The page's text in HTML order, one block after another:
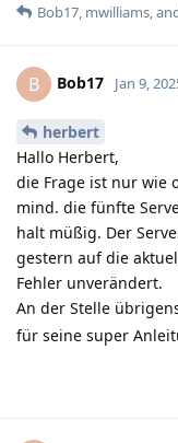
Bob17, mwilliams,
B Bob17 Jan 9,
herbert
Hallo Herbert,
die Frage ist nur wie
mind. die fünfte
halt müßig. Der
gestern auf die
Fehler unverändert.
An der Stelle
für seine super